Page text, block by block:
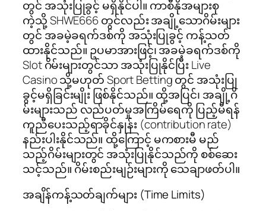
တွင် အသုံးပြုခွင့် မရှိနိုင်ပါ။ ကာစီနိုအများစု
ကဲ့သို့ SHWE666 တွင်လည်း အချို့သောဂိမ်းများ
တွင် အခမဲ့ခရက်ဒစ်ကို အသုံးပြုခွင့် ကန့်သတ်
ထားနိုင်သည်။ ဥပမာအားဖြင့်၊ အခမဲ့ခရက်ဒစ်ကို
Slot ဂိမ်းများတွင်သာ အသုံးပြုနိုင်ပြီး Live
Casino သို့မဟုတ် Sport Betting တွင် အသုံးပြု
ခွင့်မရှိခြင်းမျိုး ဖြစ်နိုင်သည်။ ထို့အပြင်၊ အချို့ဂိ
မ်းများသည် လည်ပတ်မှုအကြိမ်ရေကို ပြည့်မီရန်
ကူညီပေးသည့်ရာခိုင်နှုန်း (contribution rate)
နည်းပါးနိုင်သည်။ ထို့ကြောင့် မကစားမီ မည်
သည့်ဂိမ်းများတွင် အသုံးပြုနိုင်သည်ကို စစ်ဆေး
သင့်သည်။ ဂိမ်းစည်းမျဉ်းများကို သေချာဖတ်ပါ။
အချိန်ကန့်သတ်ချက်များ (Time Limits)